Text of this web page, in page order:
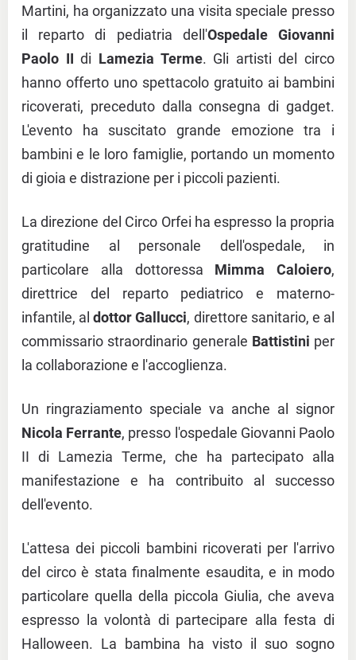
Martini, ha organizzato una visita speciale presso
il reparto di pediatria dell'Ospedale Giovanni
Paolo II di Lamezia Terme. Gli artisti del circo
hanno offerto uno spettacolo gratuito ai bambini
ricoverati, preceduto dalla consegna di gadget.
L'evento ha suscitato grande emozione tra i
bambini e le loro famiglie, portando un momento
di gioia e distrazione per i piccoli pazienti.
La direzione del Circo Orfei ha espresso la propria
gratitudine al personale dell'ospedale, in
particolare alla dottoressa Mimma Caloiero,
direttrice del reparto pediatrico e materno-
infantile, aldottor Gallucci, direttore sanitario, e al
commissario straordinario generale Battistini per
la collaborazione e l'accoglienza.
Un ringraziamento speciale va anche al signor
Nicola Ferrante, presso l'ospedale Giovanni Paolo
II di Lamezia Terme, che ha partecipato alla
manifestazione e ha contribuito al successo
dell'evento.
L'attesa dei piccoli bambini ricoverati per l'arrivo
del circo è stata finalmente esaudita, e in modo
particolare quella della piccola Giulia, che aveva
espresso la volontà di partecipare alla festa di
Halloween. La bambina ha visto il suo sogno